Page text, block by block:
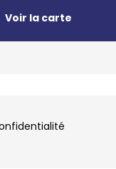
Voir la carte